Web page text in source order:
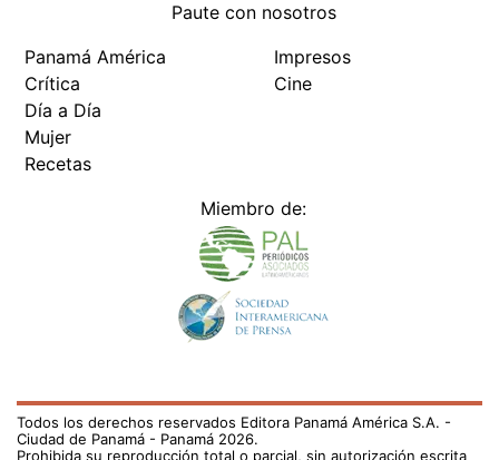
Paute con nosotros
Panamá América
Crítica
Día a Día
Mujer
Recetas
Impresos
Cine
Miembro de:
Todos los derechos reservados Editora Panamá América S.A. -
Ciudad de Panamá - Panamá 2026.
Prohibida su reproducción total o parcial, sin autorización escrita